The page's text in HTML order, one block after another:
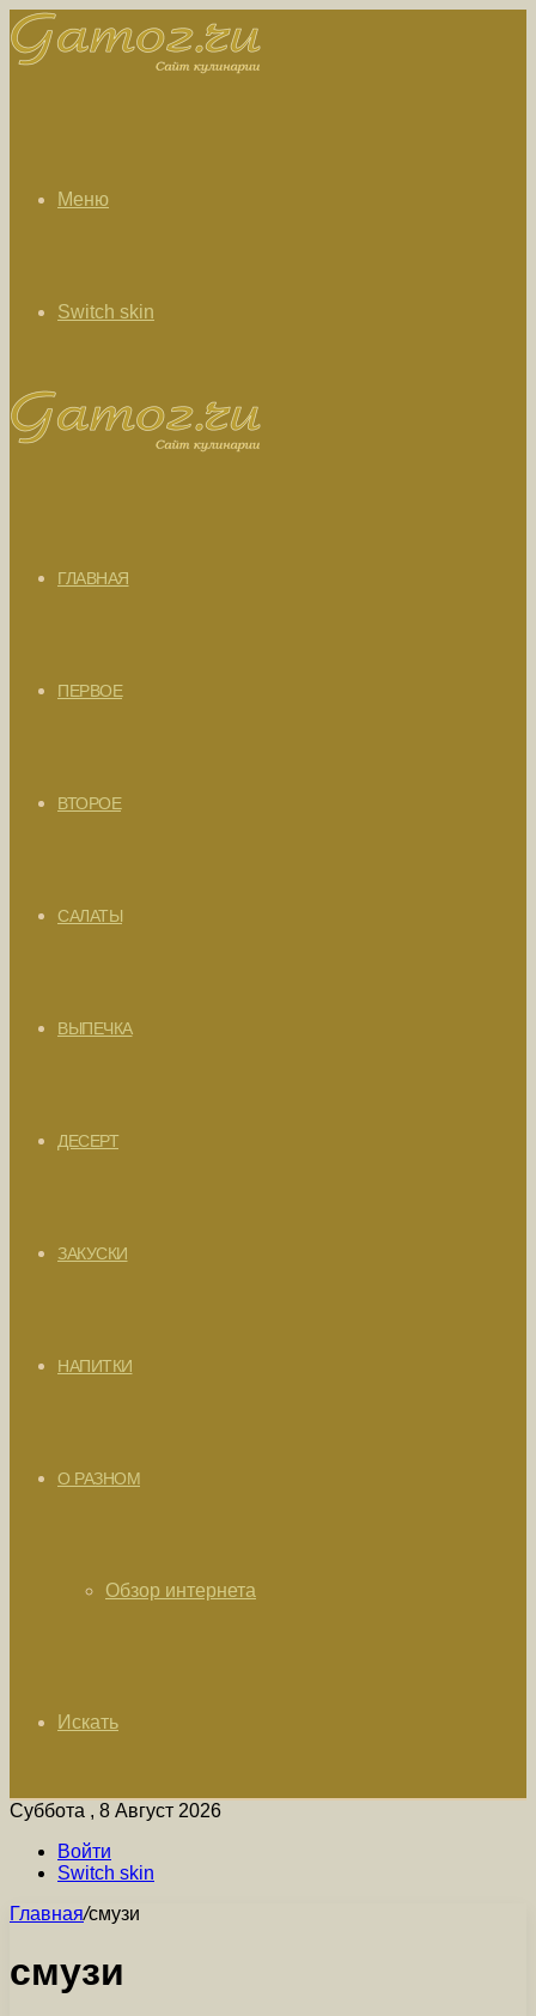
Меню
Switch skin
ГЛАВНАЯ
ПЕРВОЕ
ВТОРОЕ
САЛАТЫ
ВЫПЕЧКА
ДЕСЕРТ
ЗАКУСКИ
НАПИТКИ
О РАЗНОМ
Обзор интернета
Искать
Суббота , 8 Август 2026
Войти
Switch skin
Главная/смузи
смузи